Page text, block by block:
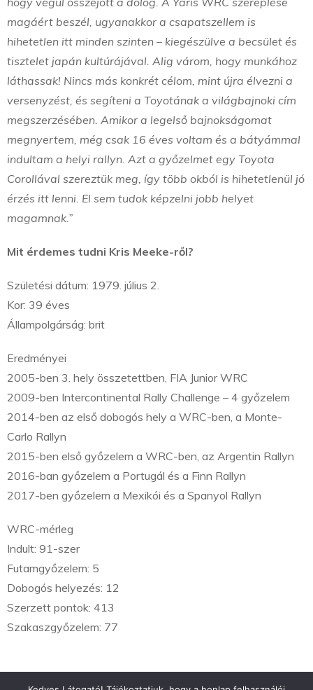
magáért beszél, ugyanakkor a csapatszellem is
hihetetlen itt minden szinten – kiegészülve a becsület és
tisztelet japán kultúrájával. Alig várom, hogy munkához
láthassak! Nincs más konkrét célom, mint újra élvezni a
versenyzést, és segíteni a Toyotának a világbajnoki cím
megszerzésében. Amikor a legelső bajnokságomat
megnyertem, még csak 16 éves voltam és a bátyámmal
indultam a helyi rallyn. Azt a győzelmet egy Toyota
Corollával szereztük meg, így több okból is hihetetlenül jó
érzés itt lenni. El sem tudok képzelni jobb helyet
magamnak.”
Mit érdemes tudni Kris Meeke-ről?
Születési dátum: 1979. július 2.
Kor: 39 éves
Állampolgárság: brit
Eredményei
2005-ben 3. hely összetettben, FIA Junior WRC
2009-ben Intercontinental Rally Challenge – 4 győzelem
2014-ben az első dobogós hely a WRC-ben, a Monte-
Carlo Rallyn
2015-ben első győzelem a WRC-ben, az Argentin Rallyn
2016-ban győzelem a Portugál és a Finn Rallyn
2017-ben győzelem a Mexikói és a Spanyol Rallyn
WRC-mérleg
Indult: 91-szer
Futamgyőzelem: 5
Dobogós helyezés: 12
Szerzett pontok: 413
Szakaszgyőzelem: 77